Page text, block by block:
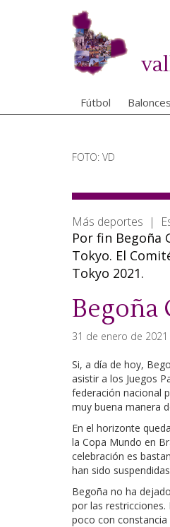
Fútbol
FOTO: VD
Más deportes |
Por fin Begoña
Tokyo. El
Tokyo 2021.
Begoña
31 de enero de 2021
Si, a día de hoy,
asistir a los Juegos
federación nacional
muy buena manera
En el horizonte
la Copa Mundo en
celebración es
han sido
Begoña no ha
por las restricciones.
poco con